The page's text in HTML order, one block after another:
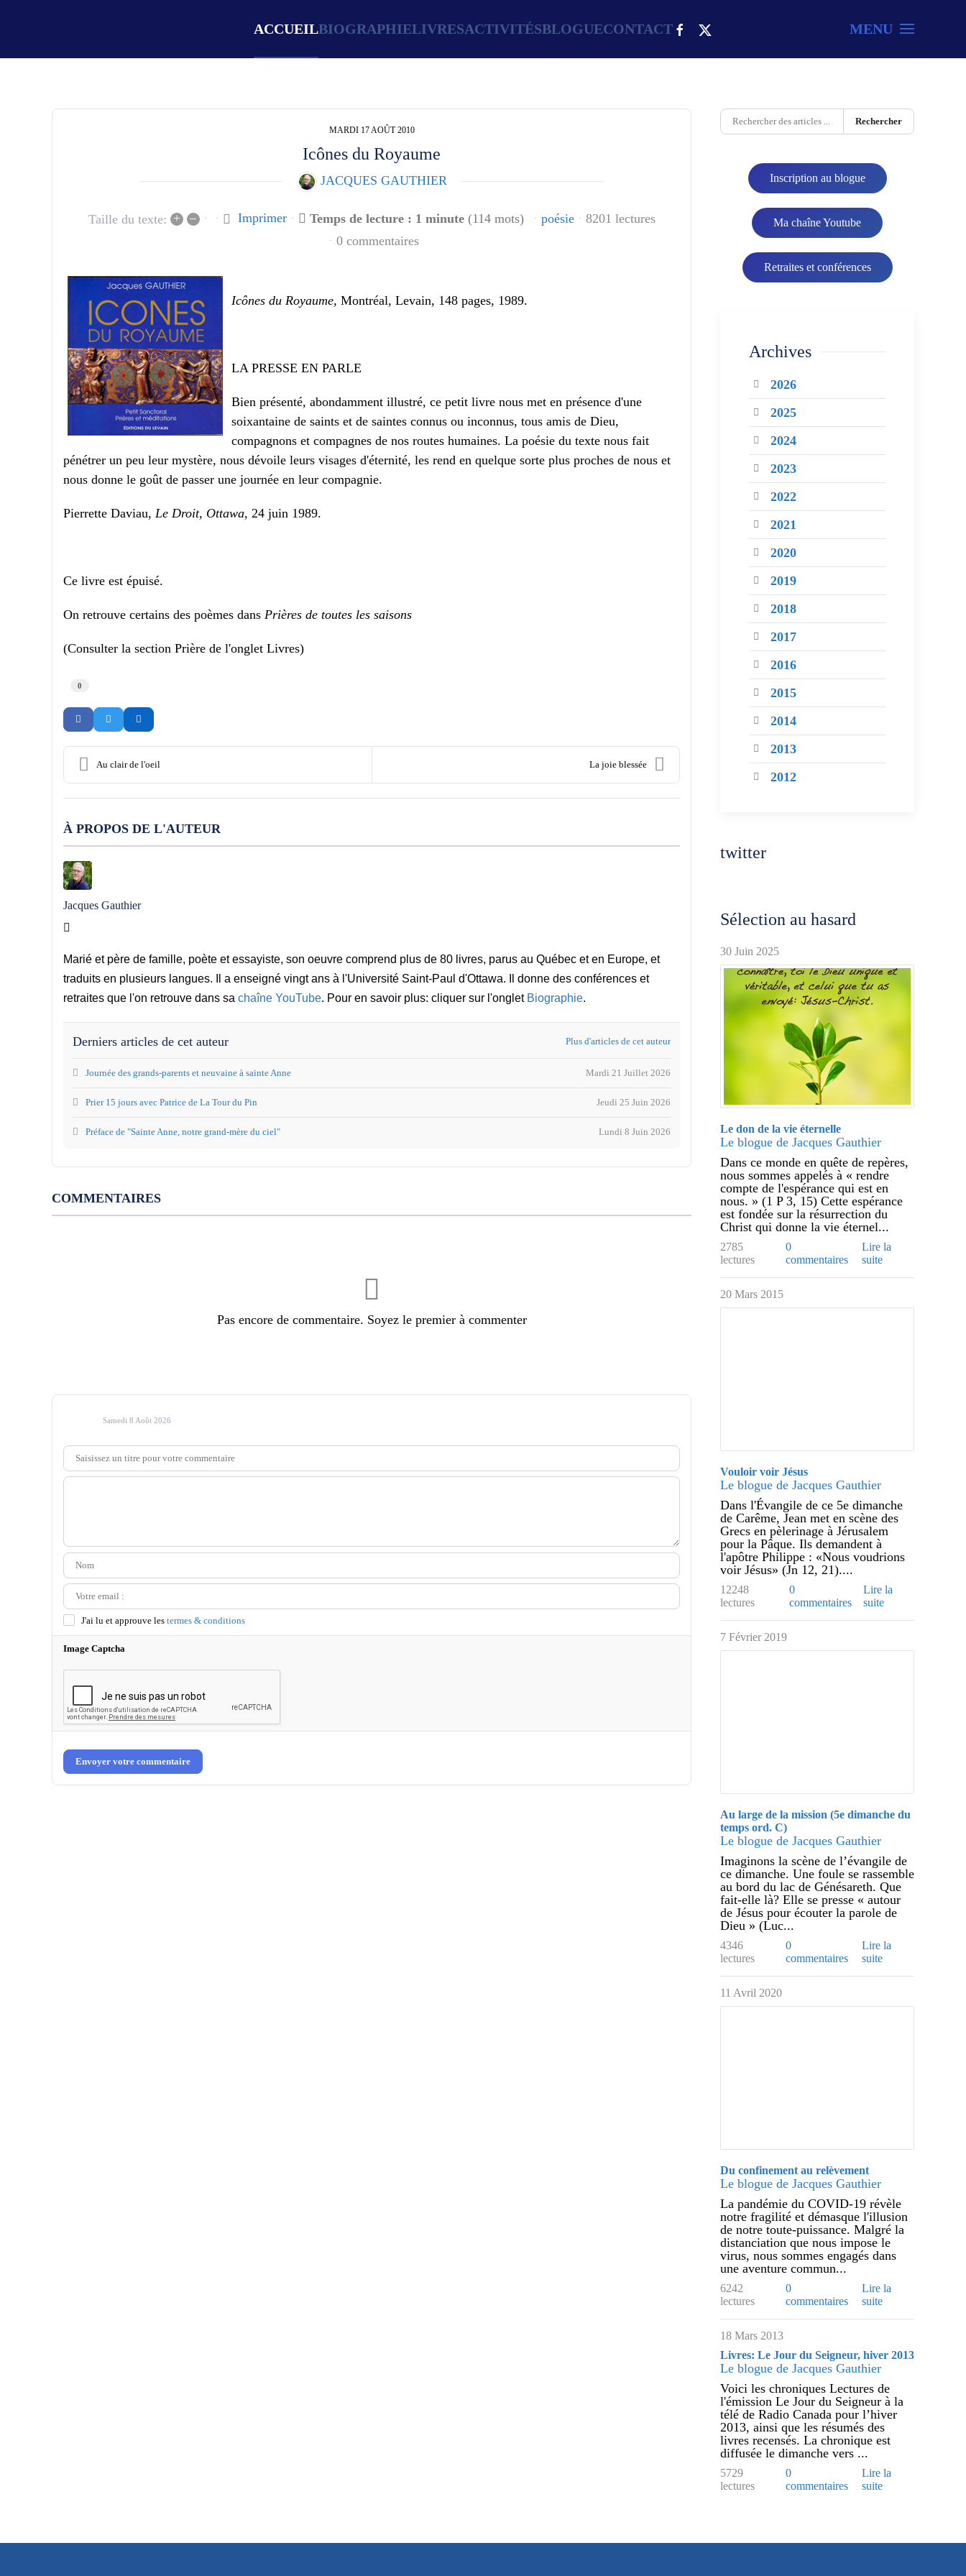
ACCUEILBIOGRAPHIELIVRESACTIVITÉSBLOGUECONTACT MENU
MARDI 17 AOÛT 2010
Icônes du Royaume
JACQUES GAUTHIER
Taille du texte: + – Imprimer Temps de lecture : 1 minute (114 mots) poésie
8201 lectures
0 commentaires
Icônes du Royaume, Montréal, Levain, 148 pages, 1989.
LA PRESSE EN PARLE
Bien présenté, abondamment illustré, ce petit livre nous met en présence d'une
soixantaine de saints et de saintes connus ou inconnus, tous amis de Dieu,
compagnons et compagnes de nos routes humaines. La poésie du texte nous fait
pénétrer un peu leur mystère, nous dévoile leurs visages d'éternité, les rend en quelque sorte plus proches de nous et
nous donne le goût de passer une journée en leur compagnie.
Pierrette Daviau, Le Droit, Ottawa, 24 juin 1989.
Ce livre est épuisé.
On retrouve certains des poèmes dans Prières de toutes les saisons
(Consulter la section Prière de l'onglet Livres)
0
Au clair de l'oeil La joie blessée
À PROPOS DE L'AUTEUR
Jacques Gauthier
Marié et père de famille, poète et essayiste, son oeuvre comprend plus de 80 livres, parus au Québec et en Europe, et
traduits en plusieurs langues. Il a enseigné vingt ans à l'Université Saint-Paul d'Ottawa. Il donne des conférences et
retraites que l'on retrouve dans sa chaîne YouTube. Pour en savoir plus: cliquer sur l'onglet Biographie.
Derniers articles de cet auteur Plus d'articles de cet auteur
Mardi 21 Juillet 2026
Journée des grands-parents et neuvaine à sainte Anne
Jeudi 25 Juin 2026
Prier 15 jours avec Patrice de La Tour du Pin
Lundi 8 Juin 2026
Préface de "Sainte Anne, notre grand-mère du ciel"
COMMENTAIRES
Pas encore de commentaire. Soyez le premier à commenter
Samedi 8 Août 2026
J'ai lu et approuve les termes & conditions
Image Captcha
Envoyer votre commentaire
Rechercher
Inscription au blogue
Ma chaîne Youtube
Retraites et conférences
Archives
2026
2025
2024
2023
2022
2021
2020
2019
2018
2017
2016
2015
2014
2013
2012
twitter
Sélection au hasard
30 Juin 2025
Le don de la vie éternelle
Le blogue de Jacques Gauthier
Dans ce monde en quête de repères,
nous sommes appelés à « rendre
compte de l'espérance qui est en
nous. » (1 P 3, 15) Cette espérance
est fondée sur la résurrection du
Christ qui donne la vie éternel...
2785
lectures
0
commentaires
Lire la
suite
20 Mars 2015
Vouloir voir Jésus
Le blogue de Jacques Gauthier
Dans l'Évangile de ce 5e dimanche
de Carême, Jean met en scène des
Grecs en pèlerinage à Jérusalem
pour la Pâque. Ils demandent à
l'apôtre Philippe : «Nous voudrions
voir Jésus» (Jn 12, 21)....
12248
lectures
0
commentaires
Lire la
suite
7 Février 2019
Au large de la mission (5e dimanche du
temps ord. C)
Le blogue de Jacques Gauthier
Imaginons la scène de l’évangile de
ce dimanche. Une foule se rassemble
au bord du lac de Génésareth. Que
fait-elle là? Elle se presse « autour
de Jésus pour écouter la parole de
Dieu » (Luc...
4346
lectures
0
commentaires
Lire la
suite
11 Avril 2020
Du confinement au relèvement
Le blogue de Jacques Gauthier
La pandémie du COVID-19 révèle
notre fragilité et démasque l'illusion
de notre toute-puissance. Malgré la
distanciation que nous impose le
virus, nous sommes engagés dans
une aventure commun...
6242
lectures
0
commentaires
Lire la
suite
18 Mars 2013
Livres: Le Jour du Seigneur, hiver 2013
Le blogue de Jacques Gauthier
Voici les chroniques Lectures de
l'émission Le Jour du Seigneur à la
télé de Radio Canada pour l’hiver
2013, ainsi que les résumés des
livres recensés. La chronique est
diffusée le dimanche vers ...
5729
lectures
0
commentaires
Lire la
suite